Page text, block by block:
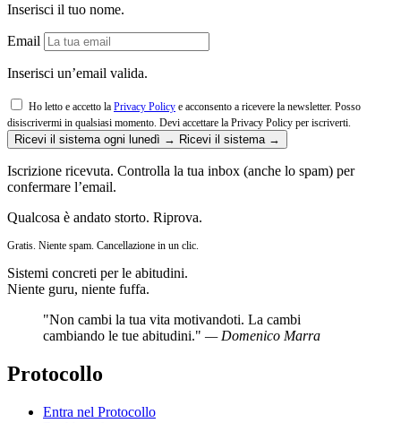
Inserisci il tuo nome.
Email
Inserisci un’email valida.
Ho letto e accetto la Privacy Policy e acconsento a ricevere la newsletter. Posso
disiscrivermi in qualsiasi momento. Devi accettare la Privacy Policy per iscriverti.
Ricevi il sistema ogni lunedì → Ricevi il sistema →
Iscrizione ricevuta. Controlla la tua inbox (anche lo spam) per
confermare l’email.
Qualcosa è andato storto. Riprova.
Gratis. Niente spam. Cancellazione in un clic.
Sistemi concreti per le abitudini.
Niente guru, niente fuffa.
"Non cambi la tua vita motivandoti. La cambi
cambiando le tue abitudini." — Domenico Marra
Protocollo
Entra nel Protocollo